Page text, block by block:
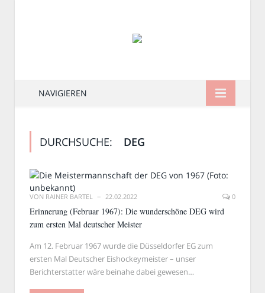
NAVIGIEREN
DURCHSUCHE: DEG
VON RAINER BARTEL 22.02.2022 0
Erinnerung (Februar 1967): Die wunderschöne DEG wird
zum ersten Mal deutscher Meister
Am 12. Februar 1967 wurde die Düsseldorfer EG zum
ersten Mal Deutscher Eishockeymeister – unser
Berichterstatter wäre beinahe dabei gewesen…